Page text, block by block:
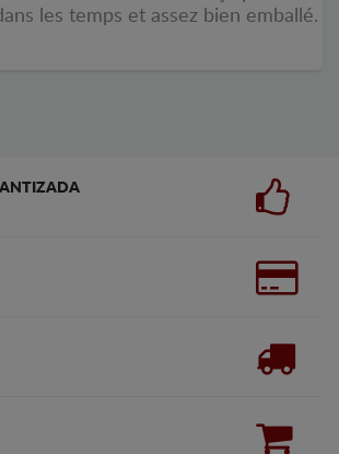
les temps et assez bien emballé.